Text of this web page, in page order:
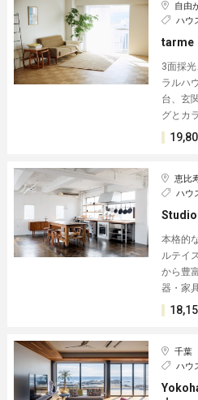
自由
ハウ
tarme
3面採
ラルハ
台、玄
グとカ
恵比
ハウ
Studio
本格的
ルテイ
から豊
器・家
千葉
ハウ